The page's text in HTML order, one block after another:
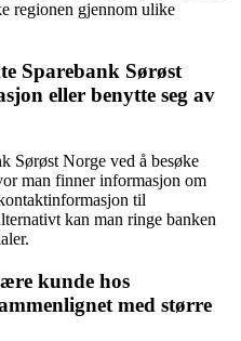
regionen gjennom ulike
Sparebank Sørøst
eller benytte seg av
Sørøst Norge ved å besøke
man finner informasjon om
til
kan man ringe banken
kunde hos
med større